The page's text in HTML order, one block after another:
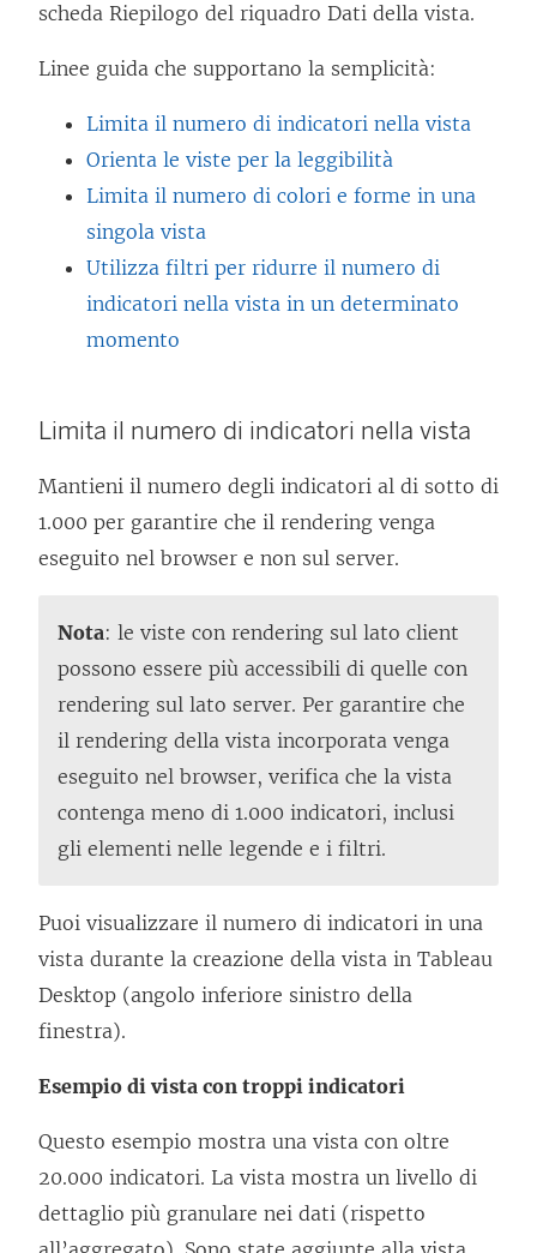
scheda Riepilogo del riquadro Dati della vista.
Linee guida che supportano la semplicità:
Limita il numero di indicatori nella vista
Orienta le viste per la leggibilità
Limita il numero di colori e forme in una
singola vista
Utilizza filtri per ridurre il numero di
indicatori nella vista in un determinato
momento
Limita il numero di indicatori nella vista
Mantieni il numero degli indicatori al di sotto di
1.000 per garantire che il rendering venga
eseguito nel browser e non sul server.
Nota: le viste con rendering sul lato client
possono essere più accessibili di quelle con
rendering sul lato server. Per garantire che
il rendering della vista incorporata venga
eseguito nel browser, verifica che la vista
contenga meno di 1.000 indicatori, inclusi
gli elementi nelle legende e i filtri.
Puoi visualizzare il numero di indicatori in una
vista durante la creazione della vista in Tableau
Desktop (angolo inferiore sinistro della
finestra).
Esempio di vista con troppi indicatori
Questo esempio mostra una vista con oltre
20.000 indicatori. La vista mostra un livello di
dettaglio più granulare nei dati (rispetto